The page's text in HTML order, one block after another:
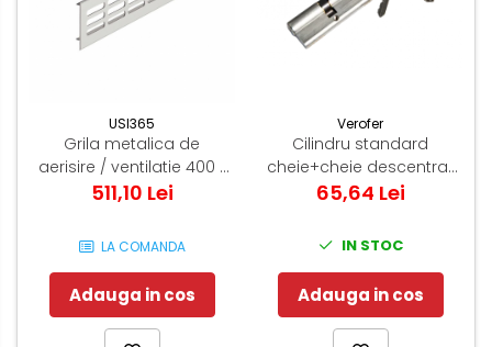
USI365
Grila metalica de
aerisire / ventilatie 400 x
80 mm
511,10 Lei
LA COMANDA
Adauga in cos
Verofer
Cilindru standard
cheie+cheie descentrat
96(35-10-51) Normal 0.2
65,64 Lei
IN STOC
Adauga in cos